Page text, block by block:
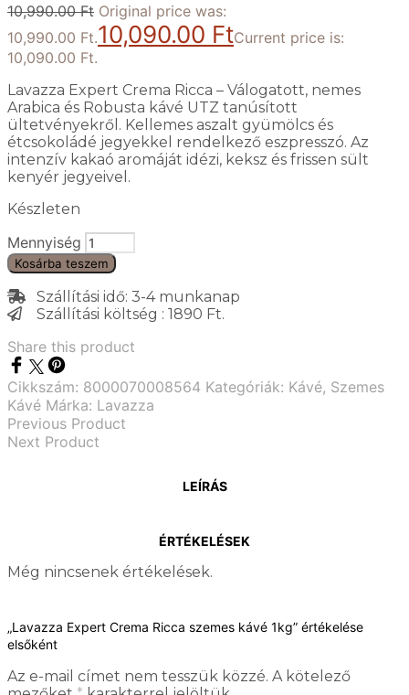
10,990.00Ft Original price was:
10,990.00 Ft.10,090.00 FtCurrent price is:
10,090.00 Ft.
Lavazza Expert Crema Ricca – Válogatott, nemes
Arabica és Robusta kávé UTZ tanúsított
ültetvényekről. Kellemes aszalt gyümölcs és
étcsokoládé jegyekkel rendelkező eszpresszó. Az
intenzív kakaó aromáját idézi, keksz és frissen sült
kenyér jegyeivel.
Készleten
Mennyiség
Kosárba teszem
Szállítási idő: 3-4 munkanap
Szállítási költség : 1890 Ft.
Share this product
Cikkszám: 8000070008564 Kategóriák: Kávé, Szemes
Kávé Márka: Lavazza
Previous Product
Next Product
LEÍRÁS
ÉRTÉKELÉSEK
Még nincsenek értékelések.
„Lavazza Expert Crema Ricca szemes kávé 1kg” értékelése
elsőként
Az e-mail címet nem tesszük közzé. A kötelező